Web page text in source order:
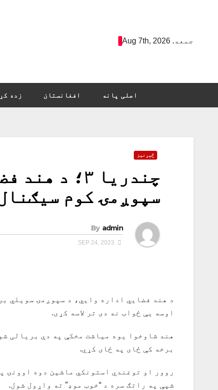
جمعه. Aug 7th, 2026
اصلی پانه افغانستان زده
څیړنیز
چندریا ۳؛
سپوږمۍ کوم
By admin
د هند فضايي اداره وايي، د سپوږمۍ سویلي
اوسه یې ځواب نه دی تر لاسه کړی.
برخه کې ځای په ځای کړي.
روور او توغندي استونکي ماشین دوه اوونۍ
شپې په راتګ سره د “خوب موډ” ته واړول شول.